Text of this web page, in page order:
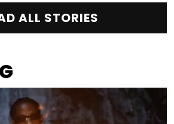
ALL STORIES